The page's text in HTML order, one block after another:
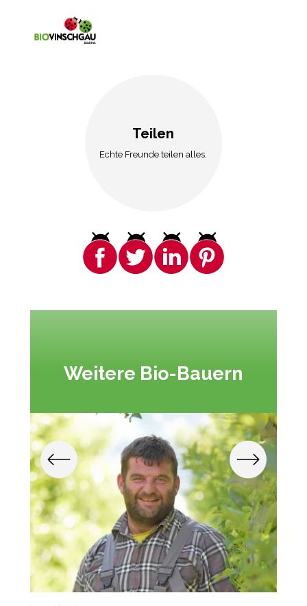
Teilen
Echte Freunde teilen alles.
Weitere Bio-Bauern